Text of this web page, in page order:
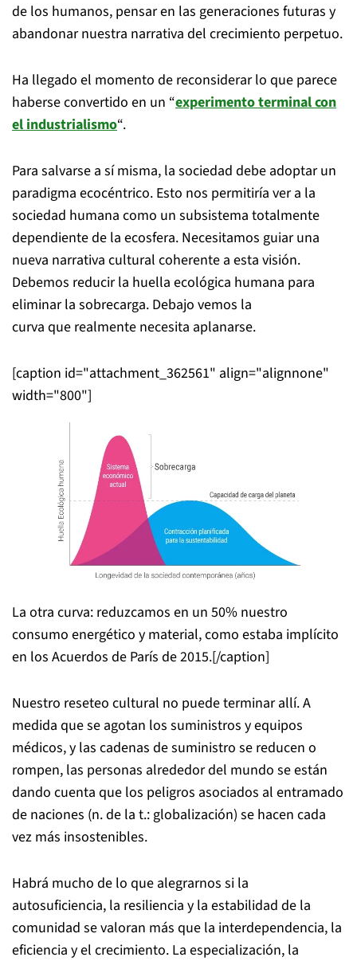
de los humanos, pensar en las generaciones futuras y
abandonar nuestra narrativa del crecimiento perpetuo.
Ha llegado el momento de reconsiderar lo que parece
haberse convertido en un “experimento terminal con
el industrialismo“.
Para salvarse a sí misma, la sociedad debe adoptar un
paradigma ecocéntrico. Esto nos permitiría ver a la
sociedad humana como un subsistema totalmente
dependiente de la ecosfera. Necesitamos guiar una
nueva narrativa cultural coherente a esta visión.
Debemos reducir la huella ecológica humana para
eliminar la sobrecarga. Debajo vemos la
curva que realmente necesita aplanarse.
[caption id="attachment_362561" align="alignnone"
width="800"]
La otra curva: reduzcamos en un 50% nuestro
consumo energético y material, como estaba implícito
en los Acuerdos de París de 2015.[/caption]
Nuestro reseteo cultural no puede terminar allí. A
medida que se agotan los suministros y equipos
médicos, y las cadenas de suministro se reducen o
rompen, las personas alrededor del mundo se están
dando cuenta que los peligros asociados al entramado
de naciones (n. de la t.: globalización) se hacen cada
vez más insostenibles.
Habrá mucho de lo que alegrarnos si la
autosuficiencia, la resiliencia y la estabilidad de la
comunidad se valoran más que la interdependencia, la
eficiencia y el crecimiento. La especialización, la